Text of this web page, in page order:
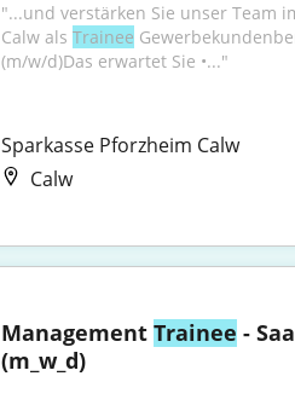
"...und verstärken Sie unser Team
Calw als Trainee
(m/w/d)Das erwartet Sie •..."
Sparkasse Pforzheim Calw
Calw
Management Trainee -
(m_w_d)